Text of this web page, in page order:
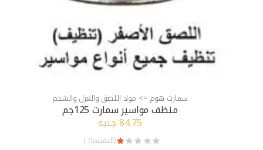
سمارت هوم => مواد اللصق والعزل والشحم
منظف مواسير سمارت 125جم
84.75 جنيه
(التقييم0 )